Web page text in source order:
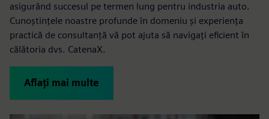
asigurând succesul pe termen lung pentru industria auto.
Cunoștințele noastre profunde în domeniu și experiența
practică de consultanță vă pot ajuta să navigați eficient în
călătoria dvs. CatenaX.
Aflați mai multe